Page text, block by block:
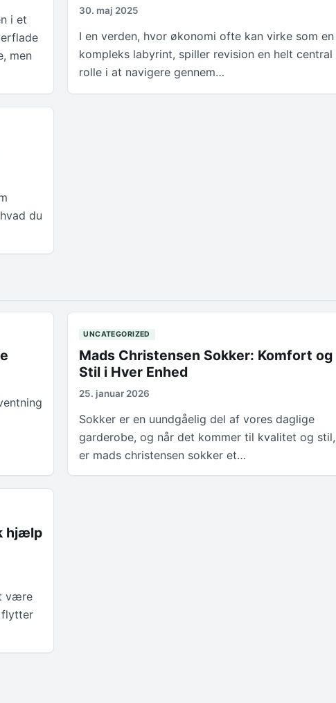
i et
men
30. maj 2025
I en verden, hvor økonomi ofte kan virke som en
kompleks labyrint, spiller revision en helt central
rolle i at navigere gennem…
du
UNCATEGORIZED
Mads Christensen Sokker: Komfort og
Stil i Hver Enhed
25. januar 2026
Sokker er en uundgåelig del af vores daglige
garderobe, og når det kommer til kvalitet og stil,
er mads christensen sokker et…
hjælp
være
flytter